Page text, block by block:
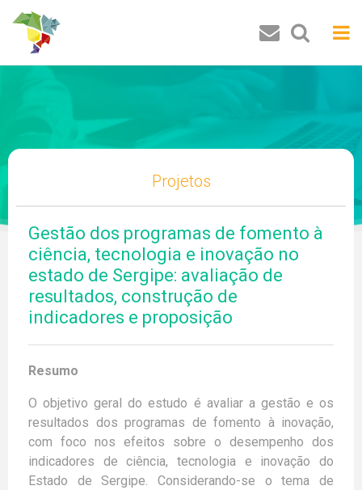
Buscar
Projetos
Gestão dos programas de fomento à
ciência, tecnologia e inovação no
estado de Sergipe: avaliação de
resultados, construção de
indicadores e proposição
Resumo
O objetivo geral do estudo é avaliar a gestão e os
resultados dos programas de fomento à inovação,
com foco nos efeitos sobre o desempenho dos
indicadores de ciência, tecnologia e inovação do
Estado de Sergipe. Considerando-se o tema de